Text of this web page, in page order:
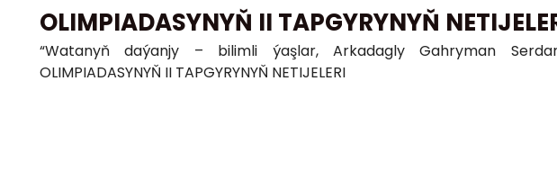
OLIMPIADASYNYŇ II TAPGYRYNYŇ
“Watanyň daýanjy – bilimli ýaşlar, Arkadagly Gahryman
OLIMPIADASYNYŇ II TAPGYRYNYŇ NETIJELERI